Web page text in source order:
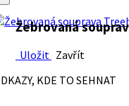
Žebrovaná
Uložit Zavřít
KDE TO SEHNAT